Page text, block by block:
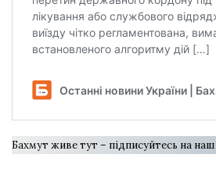
Бахмут живе тут – підписуйтесь на наш